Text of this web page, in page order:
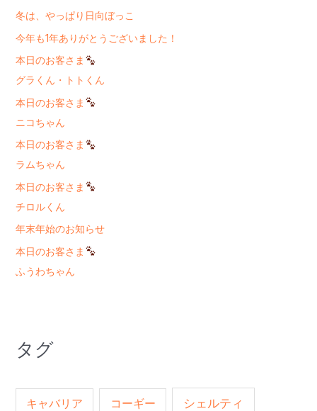
冬は、やっぱり日向ぼっこ
今年も1年ありがとうございました！
本日のお客さま
グラくん・トトくん
本日のお客さま
ニコちゃん
本日のお客さま
ラムちゃん
本日のお客さま
チロルくん
年末年始のお知らせ
本日のお客さま
ふうわちゃん
タグ
キャバリア コーギー シェルティ